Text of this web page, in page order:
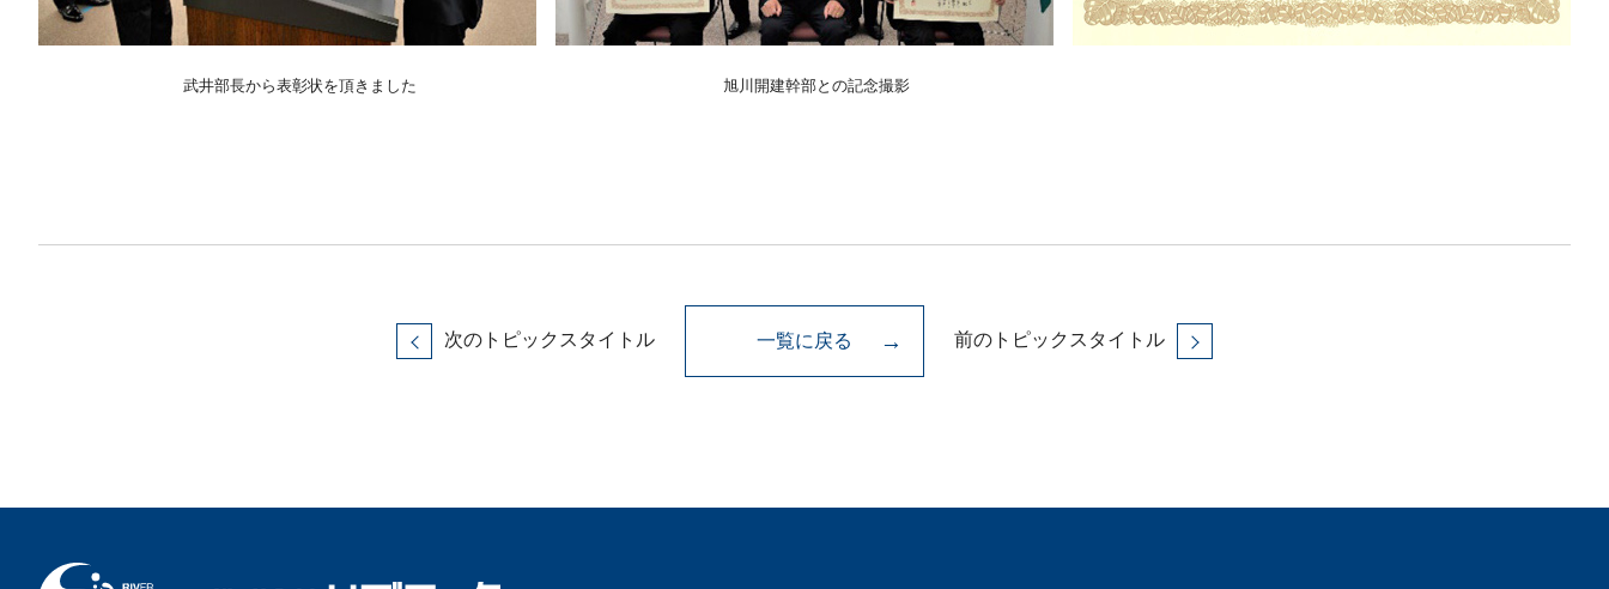
武井部長から表彰状を頂きました 旭川開建幹部との記念撮影
次のトピックスタイトル 一覧に戻る 前のトピックスタイトル